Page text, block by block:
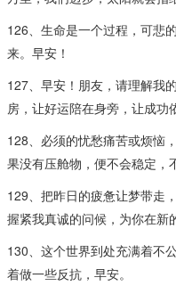
126、生命是一个过程，可悲
来。早安！
127、早安！朋友，请理解我
房，让好运陪在身旁，让成功
128、必须的忧愁痛苦或烦恼
果没有压舱物，便不会稳定，
129、把昨日的疲惫让梦带走
握紧我真诚的问候，为你在新
130、这个世界到处充满着不
着做一些反抗，早安。